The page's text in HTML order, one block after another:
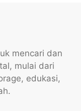
mencari dan
mulai dari
edukasi,